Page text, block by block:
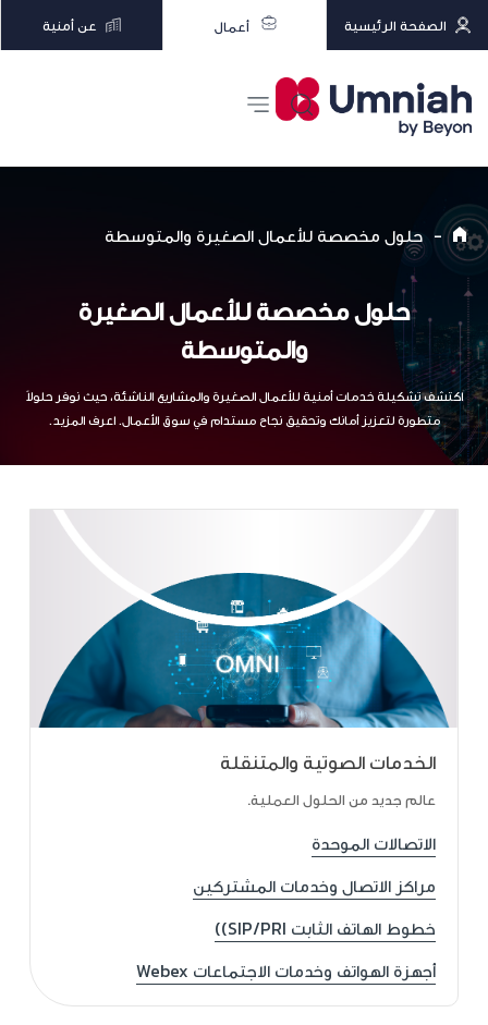
الصفحة الرئيسية أعمال عن أمنية
- حلول مخصصة للأعمال الصغيرة والمتوسطة
حلول مخصصة للأعمال الصغيرة
والمتوسطة
اكتشف تشكيلة خدمات أمنية للأعمال الصغيرة والمشاريع الناشئة، حيث نوفر حلولاً
متطورة لتعزيز أمانك وتحقيق نجاح مستدام في سوق الأعمال. اعرف المزيد.
الخدمات الصوتية والمتنقلة
عالم جديد من الحلول العملية.
الاتصالات الموحدة
مراكز الاتصال وخدمات المشتركين
خطوط الهاتف الثابت SIP/PRI))
أجهزة الهواتف وخدمات الاجتماعات Webex